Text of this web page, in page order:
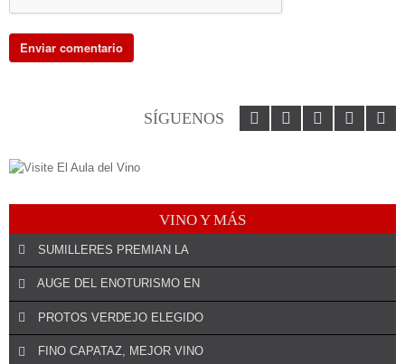
SÍGUENOS
VINO Y MÁS
SUMILLERES PREMIAN LA
El especialista riojano José Antonio Oteo será el asesor de la
AUGE DEL ENOTURISMO EN
PROTOS VERDEJO ELEGIDO
FINO CAPATAZ, MEJOR VINO